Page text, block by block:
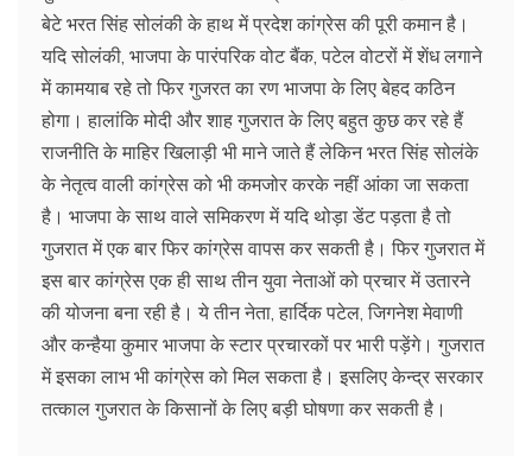
बेटे भरत सिंह सोलंकी के हाथ में प्रदेश कांग्रेस की पूरी कमान है।
यदि सोलंकी, भाजपा के पारंपरिक वोट बैंक, पटेल वोटरों में शेंध लगाने
में कामयाब रहे तो फिर गुजरत का रण भाजपा के लिए बेहद कठिन
होगा। हालांकि मोदी और शाह गुजरात के लिए बहुत कुछ कर रहे हैं
राजनीति के माहिर खिलाड़ी भी माने जाते हैं लेकिन भरत सिंह सोलंके
के नेतृत्व वाली कांग्रेस को भी कमजोर करके नहीं आंका जा सकता
है। भाजपा के साथ वाले समिकरण में यदि थोड़ा डेंट पड़ता है तो
गुजरात में एक बार फिर कांग्रेस वापस कर सकती है। फिर गुजरात में
इस बार कांग्रेस एक ही साथ तीन युवा नेताओं को प्रचार में उतारने
की योजना बना रही है। ये तीन नेता, हार्दिक पटेल, जिगनेश मेवाणी
और कन्हैया कुमार भाजपा के स्टार प्रचारकों पर भारी पड़ेंगे। गुजरात
में इसका लाभ भी कांग्रेस को मिल सकता है। इसलिए केन्द्र सरकार
तत्काल गुजरात के किसानों के लिए बड़ी घोषणा कर सकती है।